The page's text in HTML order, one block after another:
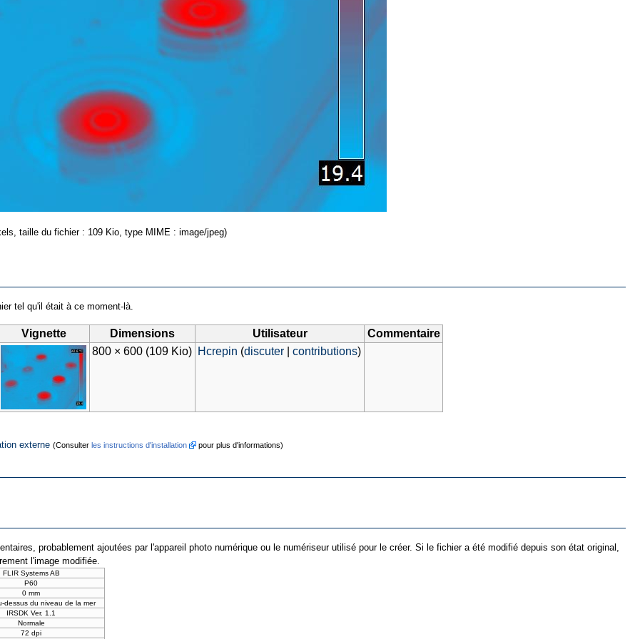
taille du fichier : 109 Kio, type MIME : image/jpeg)
tel qu'il était à ce moment-là.
Vignette Dimensions Utilisateur
Commentaire
800 × 600 (109 Kio) Hcrepin (discuter |contributions)
externe (Consulter les instructions d'installation pour plus d'informations)
probablement ajoutées par l'appareil photo numérique ou le numériseur utilisé pour le créer. Si le fichier a été modifié depuis son état original,
l'image modifiée.
FLIR Systems AB
P60
0 mm
dessus du niveau de la mer
IRSDK Ver. 1.1
Normale
72 dpi